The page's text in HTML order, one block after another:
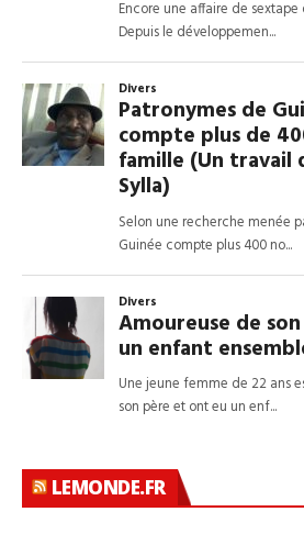
LEMONDE.FR